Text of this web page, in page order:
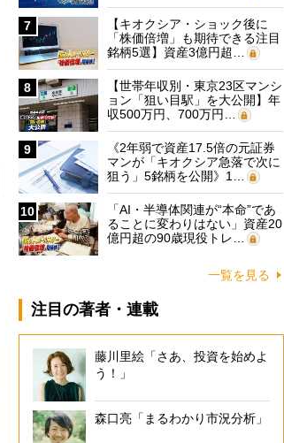
7
【キオクシア・ショック後に
「株価倍増」も期待できる注目
銘柄5選】資産3億円超…
8
【世帯年収別・東京23区マンシ
ョン「狙い目駅」を大公開】年
収500万円、700万円…
9
《2年弱で資産17.5倍の元証券
マンが「キオクシア急落で次に
狙う」5銘柄を公開》1…
10
「AI・半導体関連が“本命”であ
ることに変わりはない」資産20
億円超の90歳現役トレ…
一覧を見る
注目の著者・連載
藤川里絵「さあ、投資を始めよ
う！」
森口亮「まるわかり市況分析」